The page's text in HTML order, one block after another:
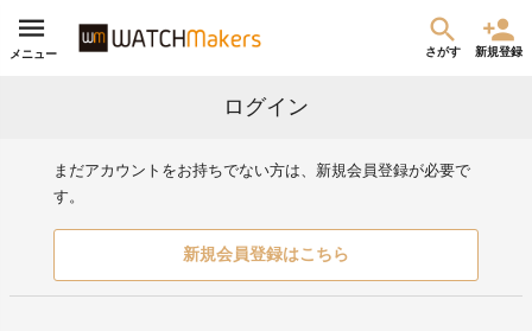
メニュー さがす 新規登録
ログイン
まだアカウントをお持ちでない方は、新規会員登録が必要で
す。
新規会員登録はこちら